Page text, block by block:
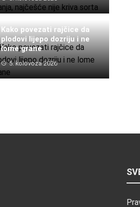
Kako povezati rajčice da
plodovi lijepo dozriju i ne
lome grane
5. kolovoza 2026